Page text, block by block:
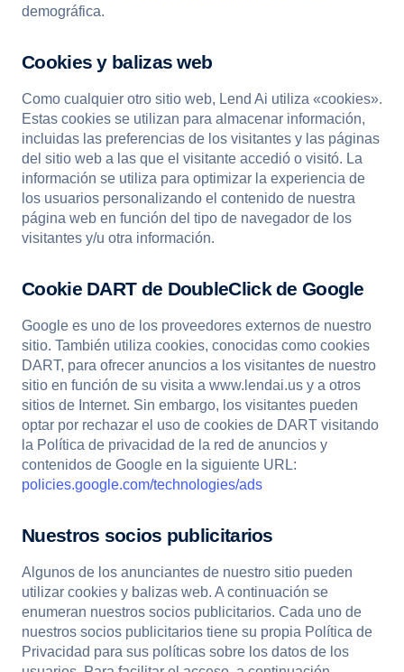
demográfica.
Cookies y balizas web
Como cualquier otro sitio web, Lend Ai utiliza «cookies».
Estas cookies se utilizan para almacenar información,
incluidas las preferencias de los visitantes y las páginas
del sitio web a las que el visitante accedió o visitó. La
información se utiliza para optimizar la experiencia de
los usuarios personalizando el contenido de nuestra
página web en función del tipo de navegador de los
visitantes y/u otra información.
Cookie DART de DoubleClick de Google
Google es uno de los proveedores externos de nuestro
sitio. También utiliza cookies, conocidas como cookies
DART, para ofrecer anuncios a los visitantes de nuestro
sitio en función de su visita a www.lendai.us y a otros
sitios de Internet. Sin embargo, los visitantes pueden
optar por rechazar el uso de cookies de DART visitando
la Política de privacidad de la red de anuncios y
contenidos de Google en la siguiente URL:
policies.google.com/technologies/ads
Nuestros socios publicitarios
Algunos de los anunciantes de nuestro sitio pueden
utilizar cookies y balizas web. A continuación se
enumeran nuestros socios publicitarios. Cada uno de
nuestros socios publicitarios tiene su propia Política de
Privacidad para sus políticas sobre los datos de los